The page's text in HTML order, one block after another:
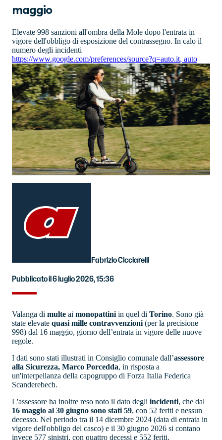
maggio
Elevate 998 sanzioni all'ombra della Mole dopo l'entrata in
vigore dell'obbligo di esposizione del contrassegno. In calo il
numero degli incidenti
https://www.google.com/preferences/source?q=auto.it, auto
Fabrizio Cicciarelli
Pubblicato il 6 luglio 2026, 15:36
Valanga di multe ai monopattini in quel di Torino. Sono già
state elevate quasi mille contravvenzioni (per la precisione
998) dal 16 maggio, giorno dell’entrata in vigore delle nuove
regole.
I dati sono stati illustrati in Consiglio comunale dall’assessore
alla Sicurezza, Marco Porcedda, in risposta a
un'interpellanza della capogruppo di Forza Italia Federica
Scanderebech.
L'assessore ha inoltre reso noto il dato degli incidenti, che dal
16 maggio al 30 giugno sono stati 59, con 52 feriti e nessun
decesso. Nel periodo tra il 14 dicembre 2024 (data di entrata in
vigore dell'obbligo del casco) e il 30 giugno 2026 si contano
invece 577 sinistri, con quattro decessi e 552 feriti.